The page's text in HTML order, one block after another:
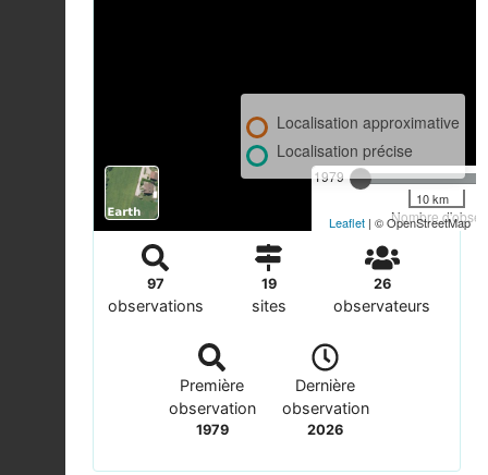
1979
Nombre
Localisation approximative
Localisation précise
10 km
Leaflet | © OpenStreetMap
97
observations
19
sites
26
observateurs
Première
observation
1979
Dernière
observation
2026